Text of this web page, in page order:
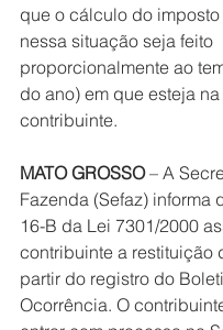
que o cálculo do
nessa situação seja feito
proporcionalmente ao
do ano) em que esteja
contribuinte.
MATO GROSSO – A
Fazenda (Sefaz) informa
16-B da Lei 7301/2000
contribuinte a restituição
partir do registro do
Ocorrência. O